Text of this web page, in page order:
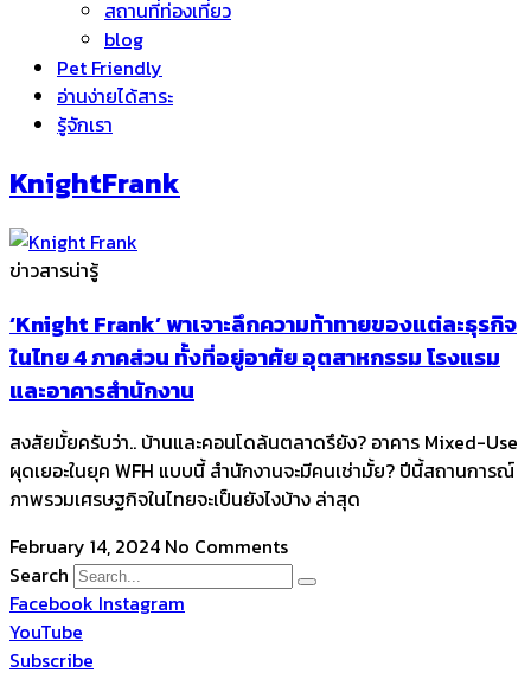
สถานที่ท่องเที่ยว
blog
Pet Friendly
อ่านง่ายได้สาระ
รู้จักเรา
KnightFrank
ข่าวสารน่ารู้
‘Knight Frank’ พาเจาะลึกความท้าทายของแต่ละธุรกิจ
ในไทย 4 ภาคส่วน ทั้งที่อยู่อาศัย อุตสาหกรรม โรงแรม
และอาคารสำนักงาน
สงสัยมั้ยครับว่า.. บ้านและคอนโดล้นตลาดรึยัง? อาคาร Mixed-Use
ผุดเยอะในยุค WFH แบบนี้ สำนักงานจะมีคนเช่ามั้ย? ปีนี้สถานการณ์
ภาพรวมเศรษฐกิจในไทยจะเป็นยังไงบ้าง ล่าสุด
February 14, 2024 No Comments
Search
Facebook Instagram
YouTube
Subscribe